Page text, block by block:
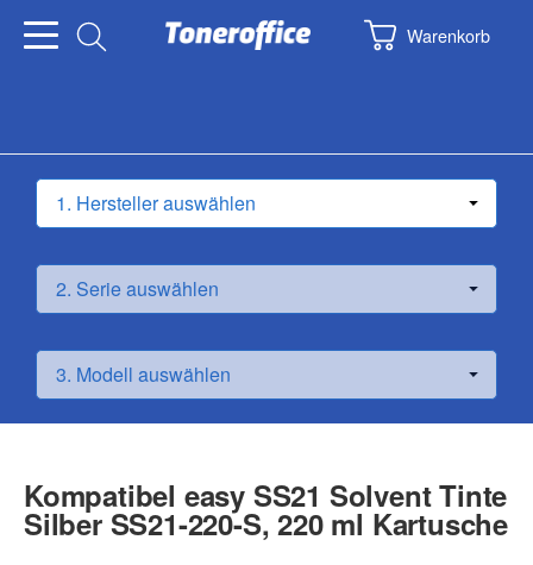
Warenkorb
Kompatibel easy SS21 Solvent Tinte
Silber SS21-220-S, 220 ml Kartusche